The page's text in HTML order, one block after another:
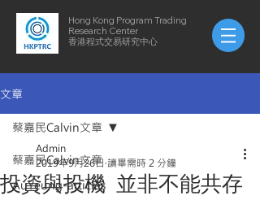
Hong Kong Program Trading
Research Center
​​香港程式交易研究中心
文章
蔡嘉民Calvin文章
AuYeung-articles
蔡嘉民Calvin文章
投資與投機 並非不能共存
Admin
2019年9月26日 讀畢需時 2 分鐘